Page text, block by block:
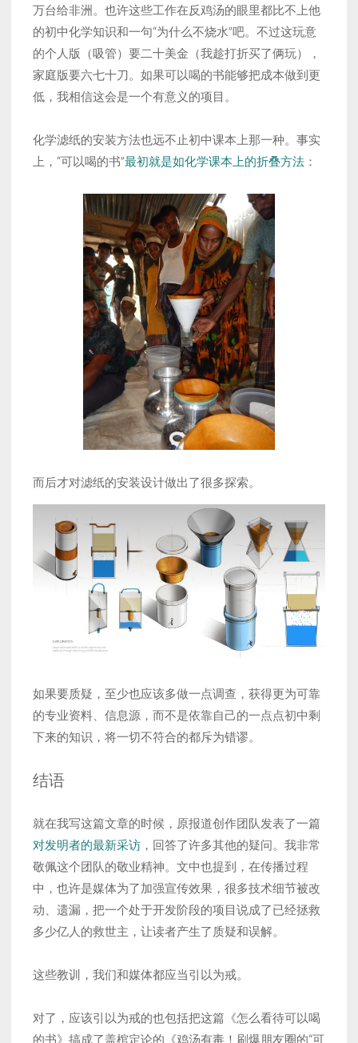
万台给非洲。也许这些工作在反鸡汤的眼里都比不上他
的初中化学知识和一句“为什么不烧水”吧。不过这玩意
的个人版（吸管）要二十美金（我趁打折买了俩玩），
家庭版要六七十刀。如果可以喝的书能够把成本做到更
低，我相信这会是一个有意义的项目。
化学滤纸的安装方法也远不止初中课本上那一种。事实
上，“可以喝的书”最初就是如化学课本上的折叠方法 ：
而后才对滤纸的安装设计做出了很多探索。
如果要质疑，至少也应该多做一点调查，获得更为可靠
的专业资料、信息源，而不是依靠自己的一点点初中剩
下来的知识，将一切不符合的都斥为错谬。
结语
就在我写这篇文章的时候，原报道创作团队发表了一篇
对发明者的最新采访 ，回答了许多其他的疑问。我非常
敬佩这个团队的敬业精神。文中也提到，在传播过程
中，也许是媒体为了加强宣传效果，很多技术细节被改
动、遗漏，把一个处于开发阶段的项目说成了已经拯救
多少亿人的救世主，让读者产生了质疑和误解。
这些教训，我们和媒体都应当引以为戒。
对了，应该引以为戒的也包括把这篇《怎么看待可以喝
的书》搞成了盖棺定论的《鸡汤有毒！刷爆朋友圈的“可